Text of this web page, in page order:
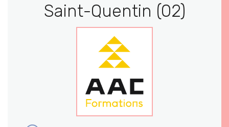
Saint-Quentin (02)